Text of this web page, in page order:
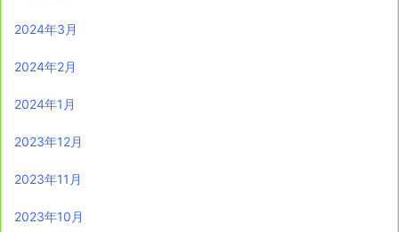
2024年3月
2024年2月
2024年1月
2023年12月
2023年11月
2023年10月